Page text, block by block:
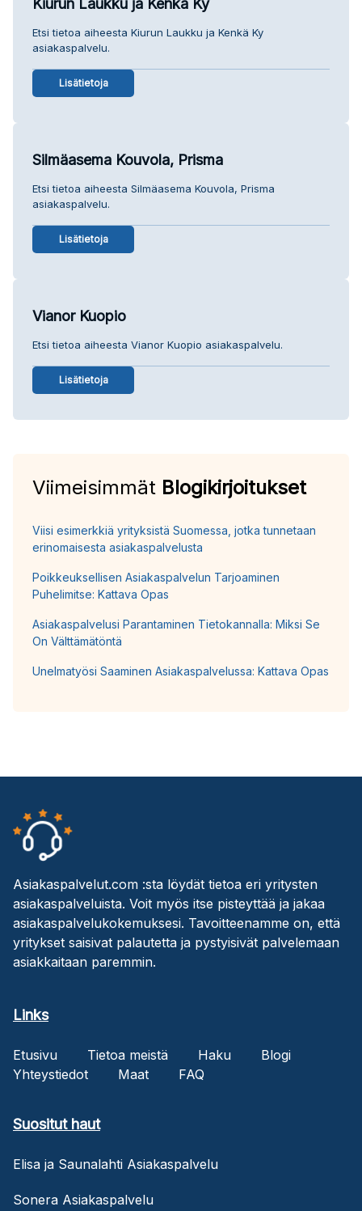
Etsi tietoa aiheesta Kiurun Laukku ja Kenkä Ky
asiakaspalvelu.
Lisätietoja
Silmäasema Kouvola, Prisma
Etsi tietoa aiheesta Silmäasema Kouvola, Prisma
asiakaspalvelu.
Lisätietoja
Vianor Kuopio
Etsi tietoa aiheesta Vianor Kuopio asiakaspalvelu.
Lisätietoja
Viimeisimmät Blogikirjoitukset
Viisi esimerkkiä yrityksistä Suomessa, jotka tunnetaan
erinomaisesta asiakaspalvelusta
Poikkeuksellisen Asiakaspalvelun Tarjoaminen
Puhelimitse: Kattava Opas
Asiakaspalvelusi Parantaminen Tietokannalla: Miksi Se
On Välttämätöntä
Unelmatyösi Saaminen Asiakaspalvelussa: Kattava Opas
Asiakaspalvelut.com :sta löydät tietoa eri yritysten
asiakaspalveluista. Voit myös itse pisteyttää ja jakaa
asiakaspalvelukokemuksesi. Tavoitteenamme on, että
yritykset saisivat palautetta ja pystyisivät palvelemaan
asiakkaitaan paremmin.
Links
Etusivu Tietoa meistä Haku
Blogi
Yhteystiedot
Maat FAQ
Suositut haut
Elisa ja Saunalahti Asiakaspalvelu
Sonera Asiakaspalvelu